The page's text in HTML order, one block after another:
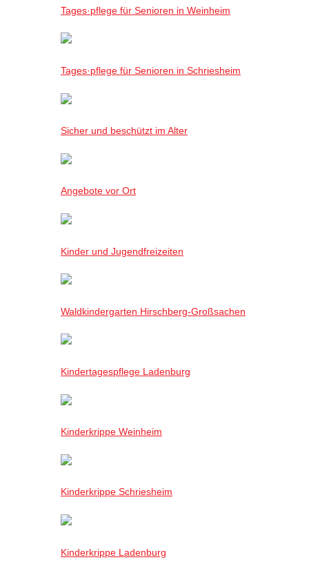
Tages·pflege für Senioren in Weinheim
Tages·pflege für Senioren in Schriesheim
Sicher und beschützt im Alter
Angebote vor Ort
Kinder und Jugendfreizeiten
Waldkindergarten Hirschberg-Großsachen
Kindertagespflege Ladenburg
Kinderkrippe Weinheim
Kinderkrippe Schriesheim
Kinderkrippe Ladenburg